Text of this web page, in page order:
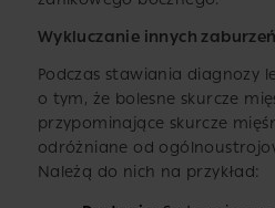
Wykluczanie innych zaburzeń
Podczas stawiania diagnozy
o tym, że bolesne skurcze
przypominające skurcze
odróżniane od
Należą do nich na przykład: